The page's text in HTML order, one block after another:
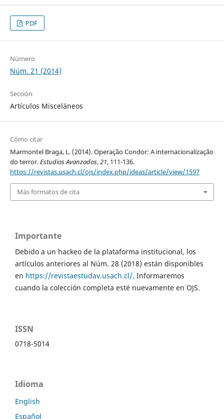
PDF
Número
Núm. 21 (2014)
Sección
Artículos Misceláneos
Cómo citar
Marmontel Braga, L. (2014). Operação Condor: A internacionalização
do terror.Estudios Avanzados,21, 111-136.
https://revistas.usach.cl/ojs/index.php/ideas/article/view/1597
Más formatos de cita
Importante
Debido a un hackeo de la plataforma institucional, los
artículos anteriores al Núm. 28 (2018) están disponibles
en https://revistaestudav.usach.cl/. Informaremos
cuando la colección completa esté nuevamente en OJS.
ISSN
0718-5014
Idioma
English
Español